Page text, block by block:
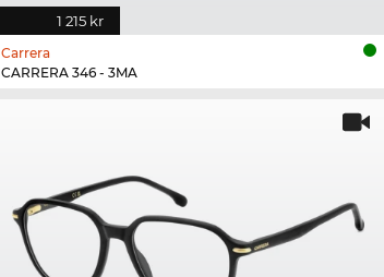
1 215 kr
Carrera
CARRERA 346 - 3MA